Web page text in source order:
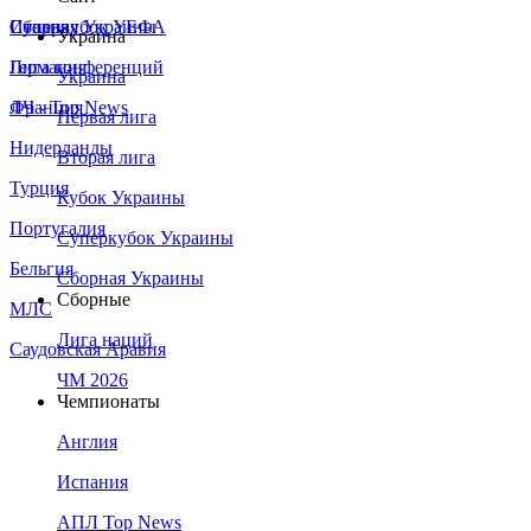
Сборная Украины
Италия
Германия
Франция
Нидерланды
Турция
Португалия
Бельгия
МЛС
Саудовская Аравия
Суперкубок УЕФА
Лига конференций
ЛЧ - Top News
Украина
Украина
Первая лига
Вторая лига
Кубок Украины
Суперкубок Украины
Сборная Украины
Сборные
Лига наций
ЧМ 2026
Чемпионаты
Англия
Испания
АПЛ Top News